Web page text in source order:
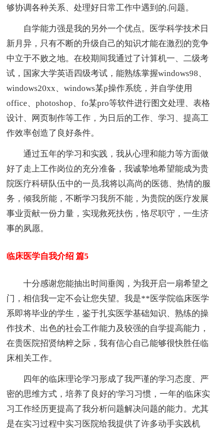
够协调各种关系、处理好日常工作中遇到的.问题。
自学能力强是我的另外一个优点。医学科学技术日
新月异，只有不断的升级自己的知识才能在激烈的竞争
中立于不败之地。在校期间我通过了计算机一、二级考
试，国家大学英语四级考试，能熟练掌握windows98、
windows20xx、windows某p操作系统，并自学使用
office、photoshop、fo某pro等软件进行图文处理、表格
设计、网页制作等工作，为日后的工作、学习、提高工
作效率创造了良好条件。
通过五年的学习和实践，我从心理和能力等方面做
好了走上工作岗位的充分准备，我诚挚地希望能成为贵
院医疗科研队伍中的一员,我将以高尚的医德、热情的服
务，倾我所能，不断学习我所不能，为贵院的医疗发展
事业贡献一份力量，实现救死扶伤，恪尽职守，一生济
事的夙愿。
临床医学自我介绍 篇5
十分感谢您能抽出时间垂阅，为我开启一扇希望之
门，相信我一定不会让您失望。我是**医学院临床医学
系即将毕业的学生，鉴于扎实医学基础知识、熟练的操
作技术、出色的社会工作能力及较强的自学提高能力，
在贵医院招贤纳粹之际，我有信心自己能够很快胜任临
床相关工作。
四年的临床理论学习形成了我严谨的学习态度、严
密的思维方式，培养了良好的'学习习惯，一年的临床实
习工作经历更提高了我分析问题解决问题的能力。尤其
是在实习过程中实习医院给我提供了许多动手实践机